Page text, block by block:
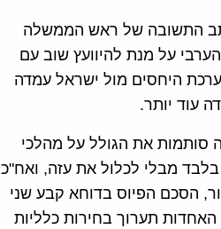
התשובה של ראש הממשלה
על מנת להיוועץ שוב עם
היחסים מול ישראל עמדה
עוד יותר.
את הגולל על מהלכי
מבלי לכלול את עזה, ואח"כ
הסכם הפיוס בדוחא קבע שני
תערוך בחירות כלליות